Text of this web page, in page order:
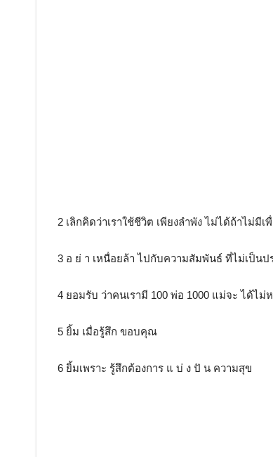
2 เลิกคิดว่าเราใช้ชีวิต เพียงลำพัง ไม่ได้ถ้าไม่มีเ
3 อ ย่ า เหนื่อยล้า ไปกับความสัมพันธ์ ที่ไม่เป็นป
4 ยอมรับ ว่าคนเรามี 100 พ่อ 1000 แม่จะ ได้ไม่
5 ยิ้ม เมื่อรู้สึก ขอบคุณ
6 ยิ้มเพราะ รู้สึกต้องการ แ บ่ ง ปั น ความสุข